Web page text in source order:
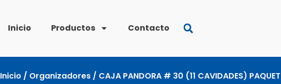
Inicio Productos Contacto
Inicio / Organizadores / CAJA PANDORA # 30 (11 CAVIDADES)